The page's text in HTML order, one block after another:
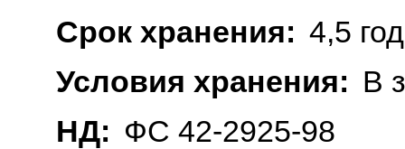
Срок хранения: 4,5
Условия хранения: В
НД: ФС 42-2925-98